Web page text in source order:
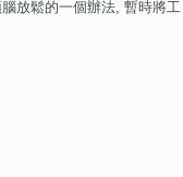
放鬆的一個辦法, 暫時將工